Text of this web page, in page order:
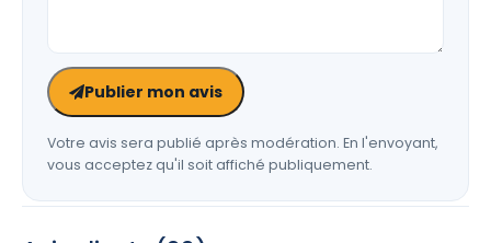
Publier mon avis
Votre avis sera publié après modération. En l'envoyant,
vous acceptez qu'il soit affiché publiquement.